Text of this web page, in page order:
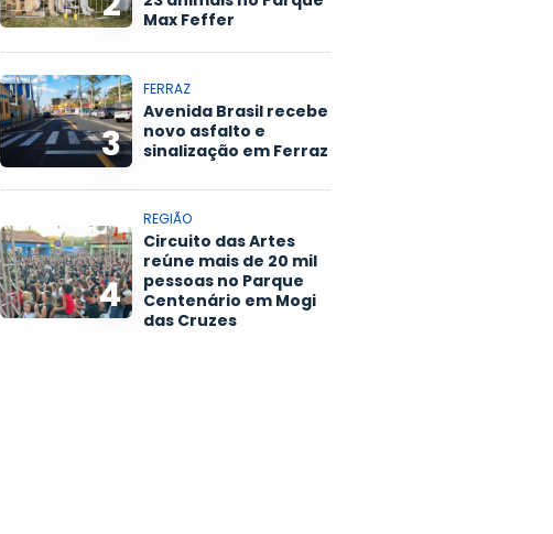
Max Feffer
3
FERRAZ
Avenida Brasil recebe
novo asfalto e
sinalização em Ferraz
4
REGIÃO
Circuito das Artes
reúne mais de 20 mil
pessoas no Parque
Centenário em Mogi
das Cruzes